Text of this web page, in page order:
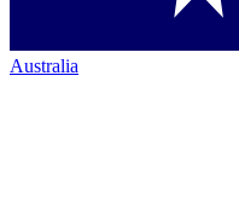
Australia